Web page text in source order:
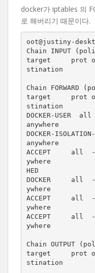
docker가 iptables 의
로 해버리기 때문이다.
oot@justiny-
Chain INPUT
target     prot
stination
Chain FORWARD
target     prot
stination
DOCKER-USER
DOCKER-
ACCEPT     all
ywhere
HED
DOCKER
ywhere
ACCEPT     all
ywhere
ACCEPT     all
ywhere
Chain OUTPUT
target     prot
stination